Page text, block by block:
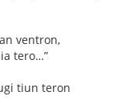
ventron,
tero…”
tiun teron